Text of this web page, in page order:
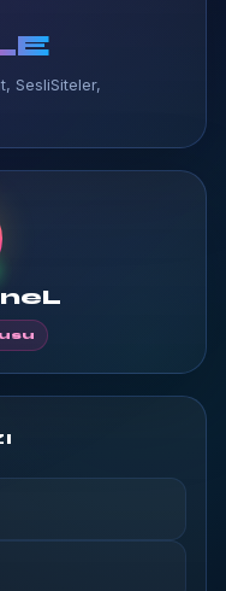
SesliSiteler,